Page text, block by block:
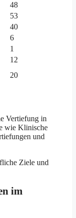
48
53
40
6
1
12
20
Vertiefung in
wie Klinische
und
Ziele und
im